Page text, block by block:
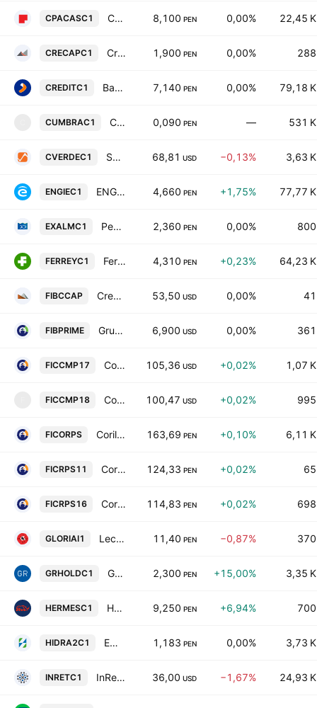
CPACASC1 Cementos Pacasmayo SAA 8,100 PEN 0,00% 22,45 K
CRECAPC1 Credicorp Capital Peru SAA 1,900 PEN 0,00% 288
CREDITC1 Banco de Credito del Peru SA 7,140 PEN 0,00% 79,18 K
CUMBRAC1 Cumbra Holding SAA 0,090 PEN — 531 K
CVERDEC1 Sociedad Minera Cerro Verde SAA 68,81 USD −0,13% 3,63 K
ENGIEC1 ENGIE Energia Peru SA 4,660 PEN +1,75% 77,77 K
EXALMC1 Pesquera Exalmar SAA 2,360 PEN 0,00% 800
FERREYC1 Ferreycorp SAA 4,310 PEN +0,23% 64,23 K
FIBCCAP Credicorp Capital Sociedad Titulizadora SA 53,50 USD 0,00% 41
FIBPRIME Grupo Coril Sociedad Titulizadora SA 6,900 USD 0,00% 361
FICCMP17 Coril Instrumentos de Corto y Mediano Plazo 17 - Fondo de Inversion 105,36 USD +0,02% 1,07 K
FICCMP18 Coril Instrumentos de Corto y Mediano Plazo 18 - Fondo de Inversion 100,47 USD +0,02% 995
FICORPS Coril Renta Prime Soles - Fondo de Inversion 163,69 PEN +0,10% 6,11 K
FICRPS11 Coril Renta Prime Soles 11 - Fondo de Inversion 124,33 PEN +0,02% 65
FICRPS16 Coril Renta Prime Soles 16 - Fondo de Inversion 114,83 PEN +0,02% 698
GLORIAI1 Leche Gloria SA 11,40 PEN −0,87% 370
GRHOLDC1 GR Holding SA 2,300 PEN +15,00% 3,35 K
HERMESC1 Hermes Transportes Blindados SA 9,250 PEN +6,94% 700
HIDRA2C1 Empresa Regional de Servicio Publico de Electricidad Electronorte Medio SA 1,183 PEN 0,00% 3,73 K
INRETC1 InRetail Peru Corp. 36,00 USD −1,67% 24,93 K